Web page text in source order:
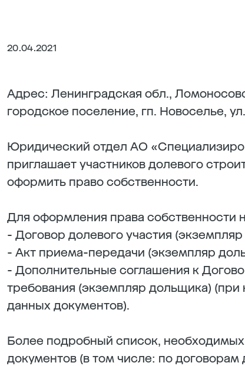
20.04.2021
Адрес: Ленинградская обл.,
городское поселение, гп. Новоселье,
Юридический отдел АО
приглашает участников долевого
оформить право собственности.
Для оформления права собственности
- Договор долевого участия
- Акт приема-передачи (экземпляр
- Дополнительные соглашения к
требования (экземпляр дольщика) (при
данных документов).
Более подробный список,
документов (в том числе: по